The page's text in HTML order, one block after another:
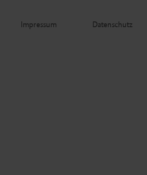
Impressum Datenschutz